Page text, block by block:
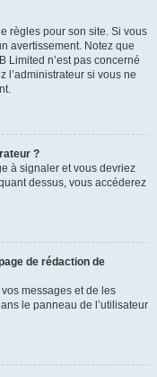
règles pour son site. Si vous
avertissement. Notez que
Limited n’est pas concerné
l’administrateur si vous ne
?
à signaler et vous devriez
dessus, vous accéderez
de rédaction de
messages et de les
le panneau de l’utilisateur